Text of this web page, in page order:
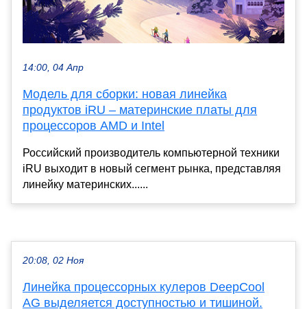
14:00, 04 Апр
Модель для сборки: новая линейка
продуктов iRU – материнские платы для
процессоров AMD и Intel
Российский производитель компьютерной техники
iRU выходит в новый сегмент рынка, представляя
линейку материнских......
20:08, 02 Ноя
Линейка процессорных кулеров DeepCool
AG выделяется доступностью и тишиной.